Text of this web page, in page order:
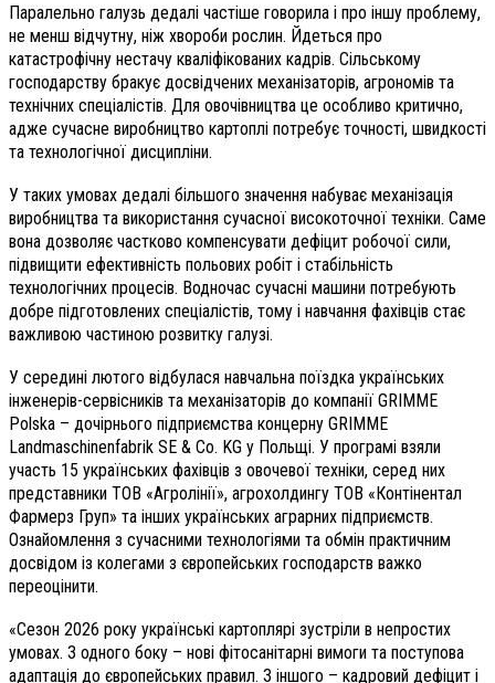
Паралельно галузь дедалі частіше говорила і про іншу проблему,
не менш відчутну, ніж хвороби рослин. Йдеться про
катастрофічну нестачу кваліфікованих кадрів. Сільському
господарству бракує досвідчених механізаторів, агрономів та
технічних спеціалістів. Для овочівництва це особливо критично,
адже сучасне виробництво картоплі потребує точності, швидкості
та технологічної дисципліни.
У таких умовах дедалі більшого значення набуває механізація
виробництва та використання сучасної високоточної техніки. Саме
вона дозволяє частково компенсувати дефіцит робочої сили,
підвищити ефективність польових робіт і стабільність
технологічних процесів. Водночас сучасні машини потребують
добре підготовлених спеціалістів, тому і навчання фахівців стає
важливою частиною розвитку галузі.
У середині лютого відбулася навчальна поїздка українських
інженерів-сервісників та механізаторів до компанії GRIMME
Polska – дочірнього підприємства концерну GRIMME
Landmaschinenfabrik SE & Co. KG у Польщі. У програмі взяли
участь 15 українських фахівців з овочевої техніки, серед них
представники ТОВ «Агролінії», агрохолдингу ТОВ «Контінентал
Фармерз Груп» та інших українських аграрних підприємств.
Ознайомлення з сучасними технологіями та обмін практичним
досвідом із колегами з європейських господарств важко
переоцінити.
«Сезон 2026 року українські картоплярі зустріли в непростих
умовах. З одного боку – нові фітосанітарні вимоги та поступова
адаптація до європейських правил. З іншого – кадровий дефіцит і